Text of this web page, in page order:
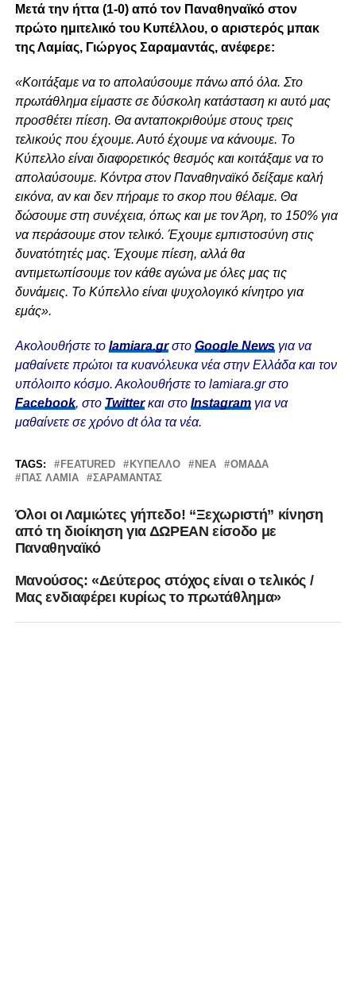
Μετά την ήττα (1-0) από τον Παναθηναϊκό στον
πρώτο ημιτελικό του Κυπέλλου, ο αριστερός μπακ
της Λαμίας, Γιώργος Σαραμαντάς, ανέφερε:
«Κοιτάξαμε να το απολαύσουμε πάνω από όλα. Στο
πρωτάθλημα είμαστε σε δύσκολη κατάσταση κι αυτό μας
προσθέτει πίεση. Θα ανταποκριθούμε στους τρεις
τελικούς που έχουμε. Αυτό έχουμε να κάνουμε. Το
Κύπελλο είναι διαφορετικός θεσμός και κοιτάξαμε να το
απολαύσουμε. Κόντρα στον Παναθηναϊκό δείξαμε καλή
εικόνα, αν και δεν πήραμε το σκορ που θέλαμε. Θα
δώσουμε στη συνέχεια, όπως και με τον Άρη, το 150% για
να περάσουμε στον τελικό. Έχουμε εμπιστοσύνη στις
δυνατότητές μας. Έχουμε πίεση, αλλά θα
αντιμετωπίσουμε τον κάθε αγώνα με όλες μας τις
δυνάμεις. Το Κύπελλο είναι ψυχολογικό κίνητρο για
εμάς».
Ακολουθήστε το lamiara.grστο Google Newsγια να
μαθαίνετε πρώτοι τα κυανόλευκα νέα στην Ελλάδα και τον
υπόλοιπο κόσμο. Ακολουθήστε το lamiara.gr στο
Facebook, στο Twitterκαι στο Instagram για να
μαθαίνετε σε χρόνο dt όλα τα νέα.
TAGS: FEATURED ΚΎΠΕΛΛΟ ΝΈΑ
ΟΜΆΔΑ
ΠΑΣ ΛΑΜΙΑ
ΣΑΡΑΜΑΝΤΆΣ
Όλοι οι Λαμιώτες γήπεδο! “Ξεχωριστή” κίνηση
από τη διοίκηση για ΔΩΡΕΑΝ είσοδο με
Παναθηναϊκό
Μανούσος: «Δεύτερος στόχος είναι ο τελικός /
Μας ενδιαφέρει κυρίως το πρωτάθλημα»